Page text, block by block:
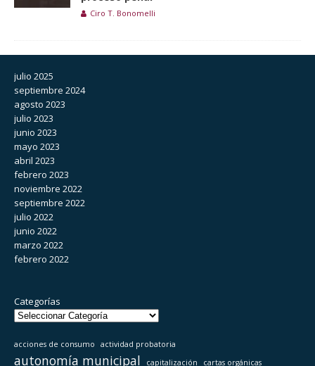
Ciro T. Bonomelli
julio 2025
septiembre 2024
agosto 2023
julio 2023
junio 2023
mayo 2023
abril 2023
febrero 2023
noviembre 2022
septiembre 2022
julio 2022
junio 2022
marzo 2022
febrero 2022
Categorías
acciones de consumo actividad probatoria
autonomía municipal capitalización cartas orgánicas